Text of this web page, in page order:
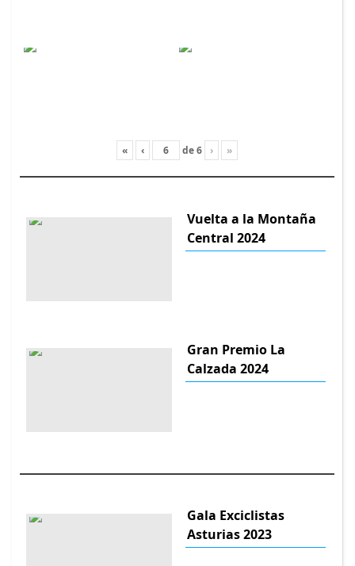
« ‹ de6 › »
Vuelta a la Montaña
Central 2024
Gran Premio La
Calzada 2024
Gala Exciclistas
Asturias 2023